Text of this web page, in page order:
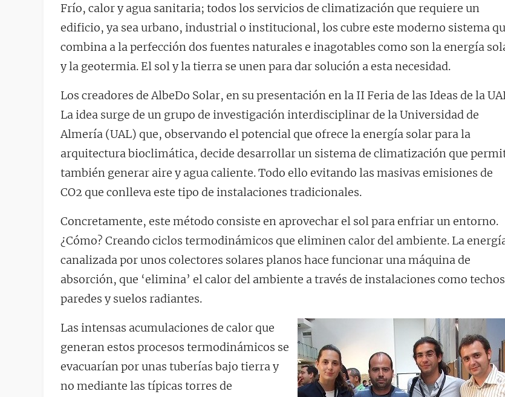
Frío, calor y agua sanitaria; todos los servicios de climatización que requiere un
edificio, ya sea urbano, industrial o institucional, los cubre este moderno sistema
combina a la perfección dos fuentes naturales e inagotables como son la energía
y la geotermia. El sol y la tierra se unen para dar solución a esta necesidad.
Los creadores de AlbeDo Solar, en su presentación en la II Feria de las Ideas de la
La idea surge de un grupo de investigación interdisciplinar de la Universidad de
Almería (UAL) que, observando el potencial que ofrece la energía solar para la
arquitectura bioclimática, decide desarrollar un sistema de climatización que
también generar aire y agua caliente. Todo ello evitando las masivas emisiones de
CO2 que conlleva este tipo de instalaciones tradicionales.
Concretamente, este método consiste en aprovechar el sol para enfriar un entorno.
¿Cómo? Creando ciclos termodinámicos que eliminen calor del ambiente. La
canalizada por unos colectores solares planos hace funcionar una máquina de
absorción, que ‘elimina’ el calor del ambiente a través de instalaciones como
paredes y suelos radiantes.
Las intensas acumulaciones de calor que
generan estos procesos termodinámicos se
evacuarían por unas tuberías bajo tierra y
no mediante las típicas torres de